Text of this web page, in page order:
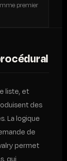
premier
liste, et
des
La logique
de
permet
qui